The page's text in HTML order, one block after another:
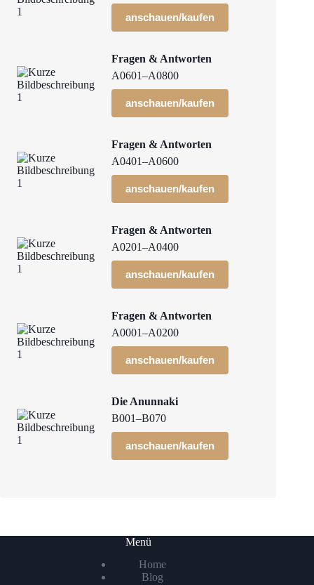
anschauen/kaufen
Fragen & Antworten
A0601–A0800
anschauen/kaufen
Fragen & Antworten
A0401–A0600
anschauen/kaufen
Fragen & Antworten
A0201–A0400
anschauen/kaufen
Fragen & Antworten
A0001–A0200
anschauen/kaufen
Die Anunnaki
B001–B070
anschauen/kaufen
Menü
Home
Blog